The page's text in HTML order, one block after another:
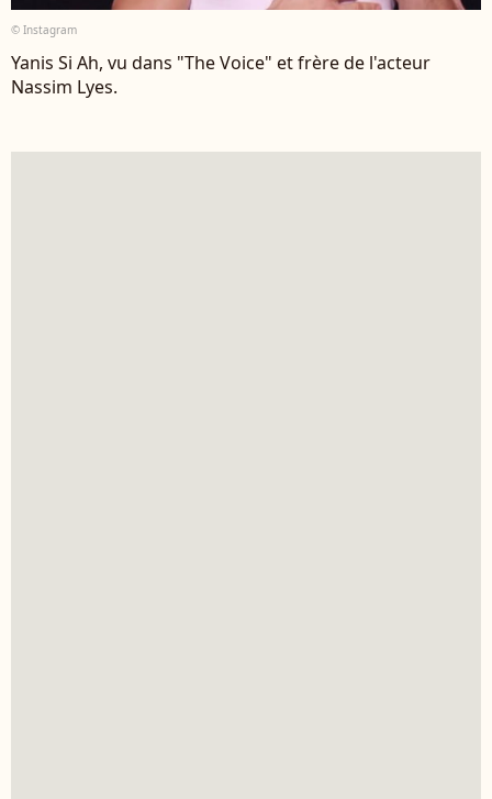
© Instagram
Yanis Si Ah, vu dans "The Voice" et frère de l'acteur
Nassim Lyes.